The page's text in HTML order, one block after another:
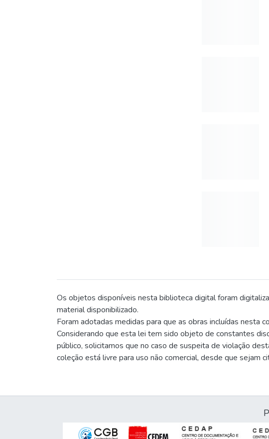
Os objetos disponíveis nesta biblioteca digital foram
material disponibilizado.
Foram adotadas medidas para que as obras incluídas
Considerando que esta lei tem sido objeto de constantes
público, solicitamos que no caso de suspeita de violação
coleção está livre para uso não comercial, desde que sejam